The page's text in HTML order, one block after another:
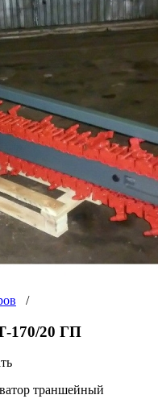
/
170/20 ГП
траншейный